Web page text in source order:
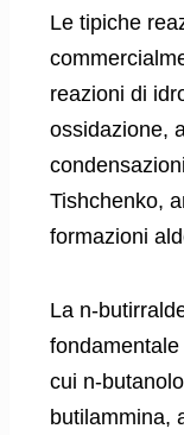
Le tipiche
reazioni di
ossidazione,
Tishchenko,
formazioni
La n-
cui n-
butilammina,